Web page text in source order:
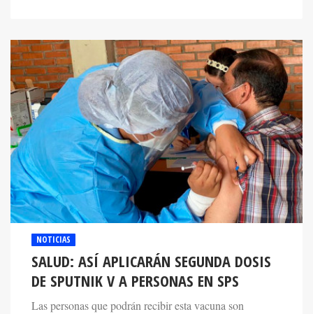
NOTICIAS
SALUD: ASÍ APLICARÁN SEGUNDA DOSIS
DE SPUTNIK V A PERSONAS EN SPS
Las personas que podrán recibir esta vacuna son